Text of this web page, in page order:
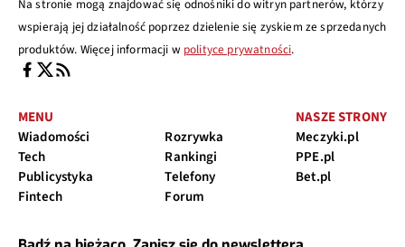
Na stronie mogą znajdować się odnośniki do witryn partnerów, którzy
wspierają jej działalność poprzez dzielenie się zyskiem ze sprzedanych
produktów. Więcej informacji w polityce prywatności.
MENU
Wiadomości
Tech
Publicystyka
Fintech
Rozrywka
Rankingi
Telefony
Forum
NASZE STRONY
Meczyki.pl
PPE.pl
Bet.pl